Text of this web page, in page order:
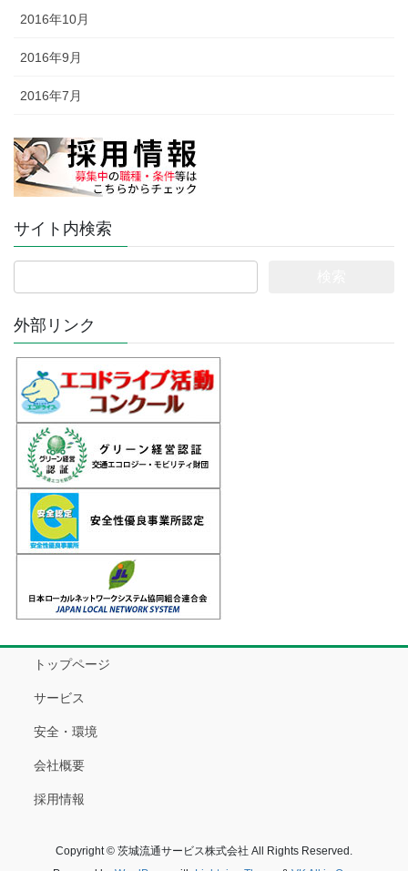
2016年10月
2016年9月
2016年7月
サイト内検索
索:
外部リンク
トップページ
サービス
安全・環境
会社概要
採用情報
Copyright © 茨城流通サービス株式会社 All Rights Reserved.